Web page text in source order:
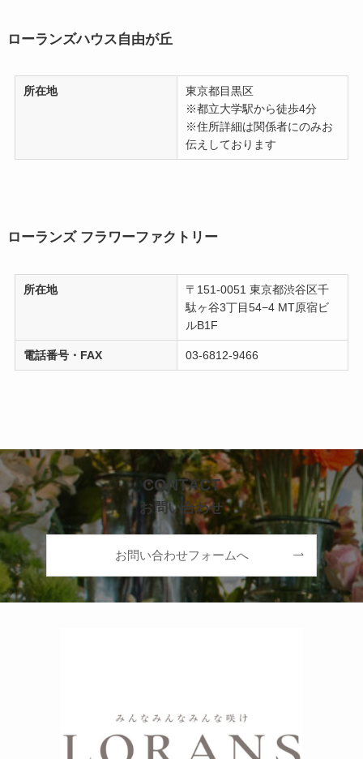
ローランズハウス自由が丘
所在地
東京都目黒区
※都立大学駅から徒歩4分
※住所詳細は関係者にのみお
伝えしております
ローランズ フラワーファクトリー
所在地
〒151-0051 東京都渋谷区千
駄ヶ谷3丁目54−4 MT原宿ビ
ルB1F
電話番号・FAX 03-6812-9466
CONTACT
お問い合わせ
お問い合わせフォームへ